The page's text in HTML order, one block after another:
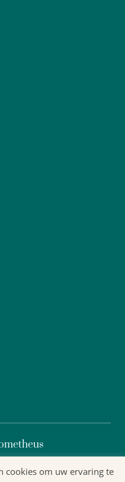
cookies om uw ervaring te